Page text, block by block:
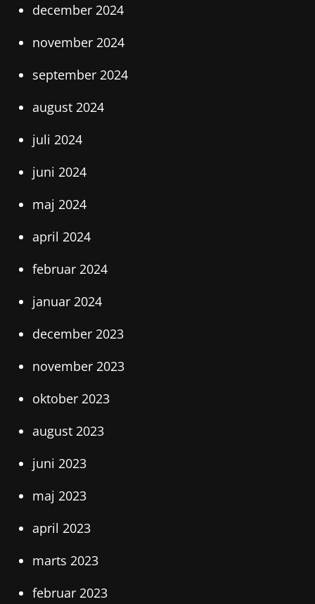
december 2024
november 2024
september 2024
august 2024
juli 2024
juni 2024
maj 2024
april 2024
februar 2024
januar 2024
december 2023
november 2023
oktober 2023
august 2023
juni 2023
maj 2023
april 2023
marts 2023
februar 2023